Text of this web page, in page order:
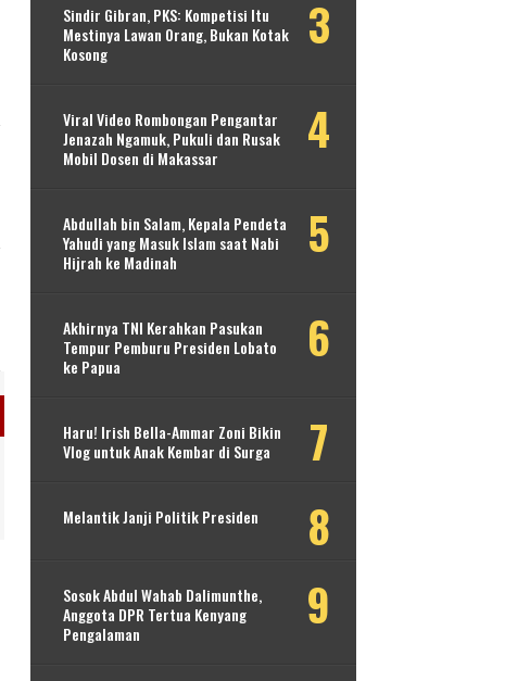
Sindir Gibran, PKS: Kompetisi Itu
Mestinya Lawan Orang, Bukan Kotak
Kosong
Viral Video Rombongan Pengantar
Jenazah Ngamuk, Pukuli dan Rusak
Mobil Dosen di Makassar
Abdullah bin Salam, Kepala Pendeta
Yahudi yang Masuk Islam saat Nabi
Hijrah ke Madinah
Akhirnya TNI Kerahkan Pasukan
Tempur Pemburu Presiden Lobato
ke Papua
Haru! Irish Bella-Ammar Zoni Bikin
Vlog untuk Anak Kembar di Surga
Melantik Janji Politik Presiden
Sosok Abdul Wahab Dalimunthe,
Anggota DPR Tertua Kenyang
Pengalaman